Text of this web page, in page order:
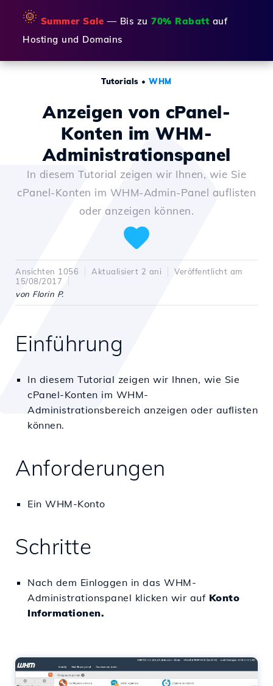
🌞 Summer Sale — Bis zu 70% Rabatt auf
Hosting und Domains
Tutorials •WHM
Anzeigen von cPanel-
Konten im WHM-
Administrationspanel
In diesem Tutorial zeigen wir Ihnen, wie Sie
cPanel-Konten im WHM-Admin-Panel auflisten
oder anzeigen können.
Ansichten 1056 Aktualisiert 2 ani
Veröffentlicht am
15/08/2017
von Florin P.
Einführung
In diesem Tutorial zeigen wir Ihnen, wie Sie
cPanel-Konten im WHM-
Administrationsbereich anzeigen oder auflisten
können.
Anforderungen
Ein WHM-Konto
Schritte
Nach dem Einloggen in das WHM-
Administrationspanel klicken wir auf Konto
Informationen.